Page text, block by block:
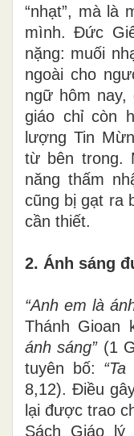
“nhạt”, mà là
mình. Đức
nặng: muối
ngoài cho
ngữ hôm
giáo chỉ còn
lượng Tin
từ bên trong.
năng thấm
cũng bị gạt ra
cần thiết.
2. Ánh sáng
“Anh em là
Thánh Gioan
ánh sáng”(1
tuyên bố:
8,12). Điều
lại được trao
Sách Giáo lý